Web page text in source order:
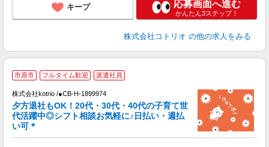
キープ 応募画面へ進む
かんたん3ステップ！
株式会社コトリオ の他の求人をみる
市原市 フルタイム歓迎 派遣社員
株式会社kotrio /●CB-H-1899974
夕方退社もOK！20代・30代・40代の子育て世
代活躍中◎シフト相談お気軽に♪日払い・週払
い可＊